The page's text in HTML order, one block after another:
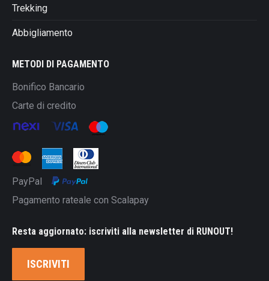
Trekking
Abbigliamento
METODI DI PAGAMENTO
Bonifico Bancario
Carte di credito
PayPal
Pagamento rateale con Scalapay
Resta aggiornato: iscriviti alla newsletter di RUNOUT!
ISCRIVITI